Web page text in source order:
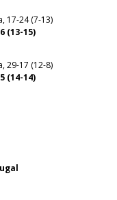
17-24 (7-13)
(13-15)
29-17 (12-8)
(14-14)